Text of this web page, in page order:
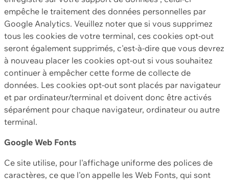
empêche le traitement des données personnelles par
Google Analytics. Veuillez noter que si vous supprimez
tous les cookies de votre terminal, ces cookies opt-out
seront également supprimés, c'est-à-dire que vous devrez
à nouveau placer les cookies opt-out si vous souhaitez
continuer à empêcher cette forme de collecte de
données. Les cookies opt-out sont placés par navigateur
et par ordinateur/terminal et doivent donc être activés
séparément pour chaque navigateur, ordinateur ou autre
terminal.
Google Web Fonts
Ce site utilise, pour l'affichage uniforme des polices de
caractères, ce que l'on appelle les Web Fonts, qui sont